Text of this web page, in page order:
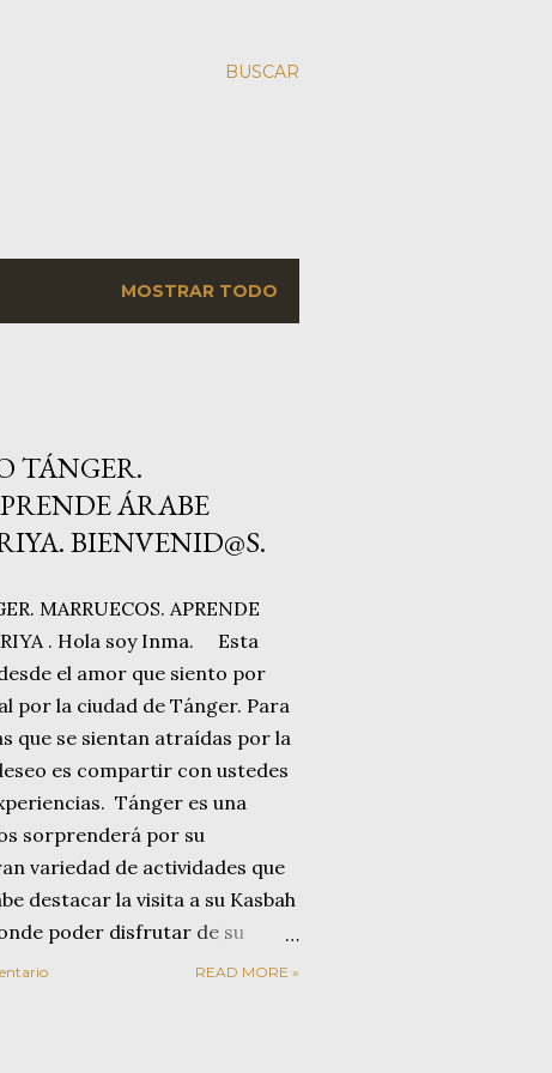
BUSCAR
MOSTRAR TODO
TÁNGER.
ÁRABE
BIENVENID@S.
MARRUECOS. APRENDE
. Hola soy Inma. Esta
el amor que siento por
por la ciudad de Tánger. Para
que se sientan atraídas por la
es compartir con ustedes
Tánger es una
sorprenderá por su
variedad de actividades que
destacar la visita a su Kasbah
poder disfrutar de su
a especias o saborear un buen
READ MORE »